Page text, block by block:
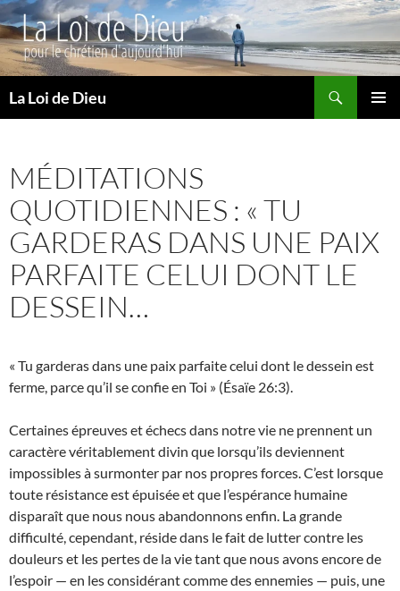
La Loi de Dieu
MÉDITATIONS
QUOTIDIENNES : « TU
GARDERAS DANS UNE PAIX
PARFAITE CELUI DONT LE
DESSEIN…
« Tu garderas dans une paix parfaite celui dont le dessein est
ferme, parce qu’il se confie en Toi » (Ésaïe 26:3).
Certaines épreuves et échecs dans notre vie ne prennent un
caractère véritablement divin que lorsqu’ils deviennent
impossibles à surmonter par nos propres forces. C’est lorsque
toute résistance est épuisée et que l’espérance humaine
disparaît que nous nous abandonnons enfin. La grande
difficulté, cependant, réside dans le fait de lutter contre les
douleurs et les pertes de la vie tant que nous avons encore de
l’espoir — en les considérant comme des ennemies — puis, une